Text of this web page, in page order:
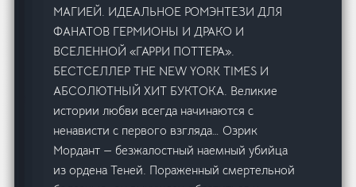
МАГИЕЙ. ИДЕАЛЬНОЕ РОМЭНТЕЗИ ДЛЯ
ФАНАТОВ ГЕРМИОНЫ И ДРАКО И
ВСЕЛЕННОЙ «ГАРРИ ПОТТЕРА».
БЕСТСЕЛЛЕР THE NEW YORK TIMES И
АБСОЛЮТНЫЙ ХИТ БУКТОКА. Великие
истории любви всегда начинаются с
ненависти с первого взгляда… Озрик
Мордант — безжалостный наемный убийца
из ордена Теней. Пораженный смертельной